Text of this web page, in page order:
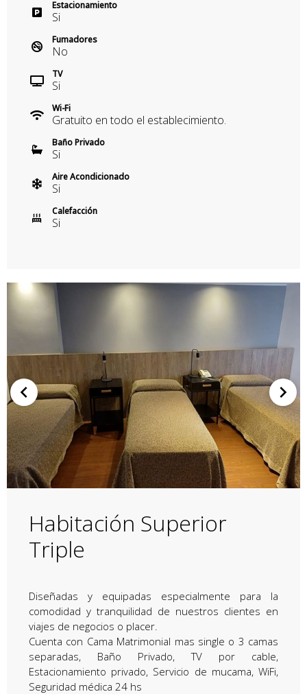
Estacionamiento
Si
Fumadores
No
TV
Si
Wi-Fi
Gratuito en todo el establecimiento.
Baño Privado
Si
Aire Acondicionado
Si
Calefacción
Si
Habitación Superior
Triple
Diseñadas y equipadas especialmente para la
comodidad y tranquilidad de nuestros clientes en
viajes de negocios o placer.
Cuenta con Cama Matrimonial mas single o 3 camas
separadas, Baño Privado, TV por cable,
Estacionamiento privado, Servicio de mucama, WiFi,
Seguridad médica 24 hs